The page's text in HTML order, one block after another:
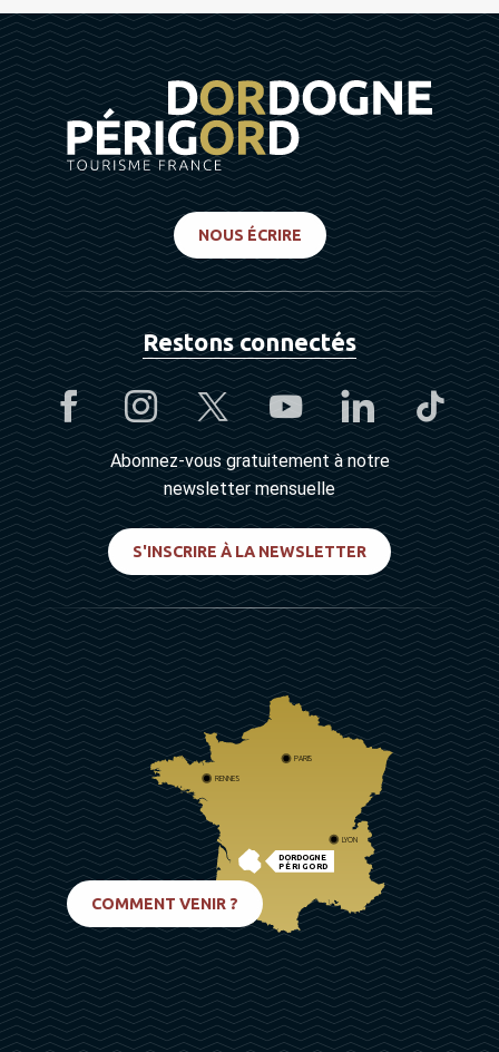
NOUS ÉCRIRE
Restons connectés
Abonnez-vous gratuitement à notre
newsletter mensuelle
S'INSCRIRE À LA NEWSLETTER
DORDOGNE
PÉRIGORD
PARIS
RENNES
LYON
COMMENT VENIR ?